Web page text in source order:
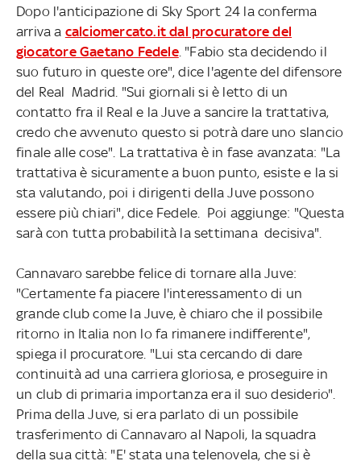
Dopo l'anticipazione di Sky Sport 24 la conferma
arriva a calciomercato.it dal procuratore del
giocatore Gaetano Fedele. "Fabio sta decidendo il
suo futuro in queste ore", dice l'agente del difensore
del Real Madrid. "Sui giornali si è letto di un
contatto fra il Real e la Juve a sancire la trattativa,
credo che avvenuto questo si potrà dare uno slancio
finale alle cose". La trattativa è in fase avanzata: "La
trattativa è sicuramente a buon punto, esiste e la si
sta valutando, poi i dirigenti della Juve possono
essere più chiari", dice Fedele. Poi aggiunge: "Questa
sarà con tutta probabilità la settimana decisiva".
Cannavaro sarebbe felice di tornare alla Juve:
"Certamente fa piacere l'interessamento di un
grande club come la Juve, è chiaro che il possibile
ritorno in Italia non lo fa rimanere indifferente",
spiega il procuratore. "Lui sta cercando di dare
continuità ad una carriera gloriosa, e proseguire in
un club di primaria importanza era il suo desiderio".
Prima della Juve, si era parlato di un possibile
trasferimento di Cannavaro al Napoli, la squadra
della sua città: "E' stata una telenovela, che si è